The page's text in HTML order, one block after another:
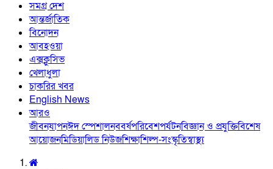
সমগ্র দেশ
আন্তর্জাতিক
বিনোদন
আবহওয়া
এক্সক্লুসিভ
খেলাধুলা
চাকরির খবর
English News
আরও
জীবনযাপনঈদ স্পেশালনববর্ষপরিবেশপর্যটনবিজ্ঞান ও প্রযুক্তিবিশেষ
আয়োজনমিডিয়ালিড নিউজশিক্ষাশিল্প-সংস্কৃতিস্বাস্থ্য